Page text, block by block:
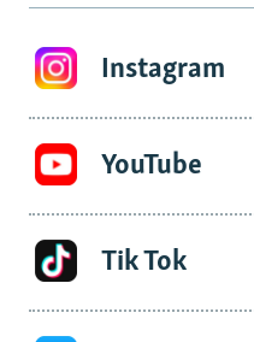
Instagram
YouTube
Tik Tok